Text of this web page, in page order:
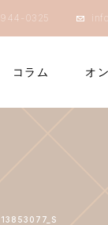
0325
コラム オ